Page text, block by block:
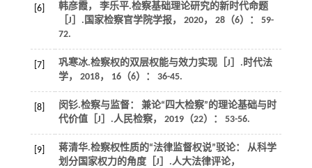
[6]
韩彦霞， 李乐平.检察基础理论研究的新时代命题
［J］. 国家检察官学院学报， 2020， 28（6）： 59-
72.
[7] 巩寒冰.检察权的双层权能与效力实现［J］. 时代法
学， 2018， 16（6）： 36-45.
[8]
闵钐.检察与监督： 兼论“四大检察”的理论基础与时
代价值［J］.人民检察， 2019（22）： 53-56.
[9]
蒋清华.检察权性质的“法律监督权说”驳论： 从科学
划分国家权力的角度［J］.人大法律评论，